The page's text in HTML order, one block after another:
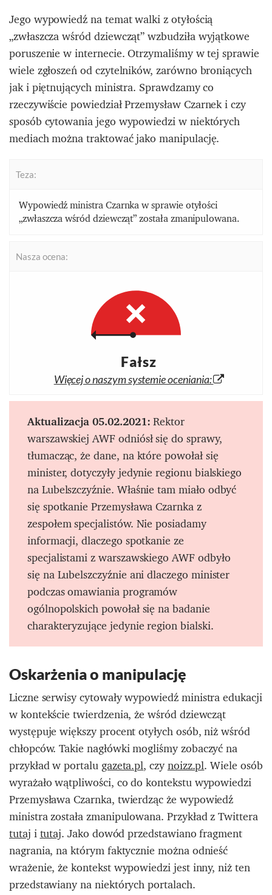
Jego wypowiedź na temat walki z otyłością
„zwłaszcza wśród dziewcząt” wzbudziła wyjątkowe
poruszenie w internecie. Otrzymaliśmy w tej sprawie
wiele zgłoszeń od czytelników, zarówno broniących
jak i piętnujących ministra. Sprawdzamy co
rzeczywiście powiedział Przemysław Czarnek i czy
sposób cytowania jego wypowiedzi w niektórych
mediach można traktować jako manipulację.
Teza:
Wypowiedź ministra Czarnka w sprawie otyłości
„zwłaszcza wśród dziewcząt” została zmanipulowana.
Nasza ocena:
Fałsz
Więcej o naszym systemie oceniania:
Aktualizacja 05.02.2021:Rektor
warszawskiej AWF odniósł się do sprawy,
tłumacząc, że dane, na które powołał się
minister, dotyczyły jedynie regionu bialskiego
na Lubelszczyźnie. Właśnie tam miało odbyć
się spotkanie Przemysława Czarnka z
zespołem specjalistów. Nie posiadamy
informacji, dlaczego spotkanie ze
specjalistami z warszawskiego AWF odbyło
się na Lubelszczyźnie ani dlaczego minister
podczas omawiania programów
ogólnopolskich powołał się na badanie
charakteryzujące jedynie region bialski.
Oskarżenia o manipulację
Liczne serwisy cytowały wypowiedź ministra edukacji
w kontekście twierdzenia, że wśród dziewcząt
występuje większy procent otyłych osób, niż wśród
chłopców. Takie nagłówki mogliśmy zobaczyć na
przykład w portalugazeta.pl, czynoizz.pl. Wiele osób
wyrażało wątpliwości, co do kontekstu wypowiedzi
Przemysława Czarnka, twierdząc że wypowiedź
ministra została zmanipulowana. Przykład z Twittera
tutajitutaj. Jako dowód przedstawiano fragment
nagrania, na którym faktycznie można odnieść
wrażenie, że kontekst wypowiedzi jest inny, niż ten
przedstawiany na niektórych portalach.